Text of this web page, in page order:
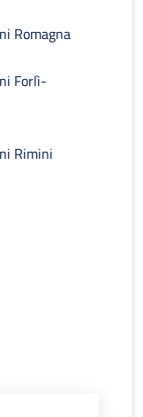
Romagna
Forlì-
Rimini